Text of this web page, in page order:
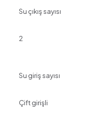
Su çıkış sayısı
2
Su giriş sayısı
Çift girişli